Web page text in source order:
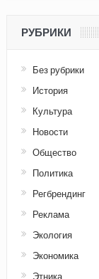
РУБРИКИ
Без рубрики
История
Культура
Новости
Общество
Политика
Регбрендинг
Реклама
Экология
Экономика
Этника